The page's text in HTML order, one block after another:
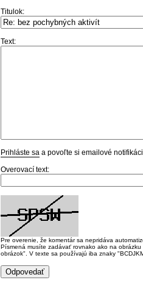
Titulok:
Text:
Prihláste sa a povoľte si emailové
Overovací text:
Pre overenie, že komentár sa nepridáva
Písmená musíte zadávať rovnako ako na
obrázok". V texte sa používajú iba znaky